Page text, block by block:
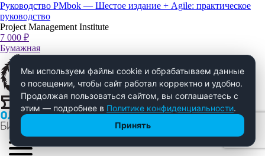
Руководство PMbok — Шестое издание + Agile: практическое
руководство
Project Management Institute
7 000 ₽
Бумажная
Мы используем файлы cookie и обрабатываем данные
о посещении, чтобы сайт работал корректно и удобно.
Продолжая пользоваться сайтом, вы соглашаетесь с
этим — подробнее в Политике конфиденциальности.
Принять